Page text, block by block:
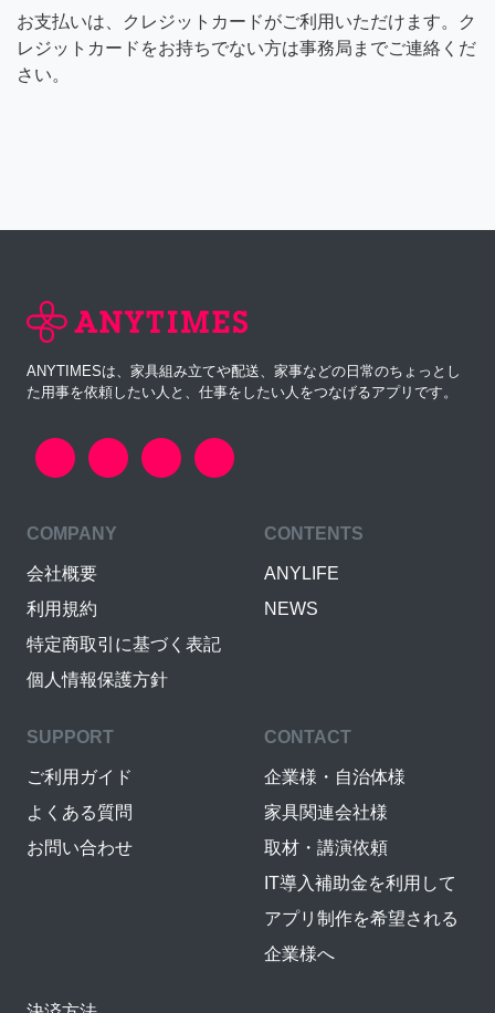
お支払いは、クレジットカードがご利用いただけます。ク
レジットカードをお持ちでない方は事務局までご連絡くだ
さい。
ANYTIMESは、家具組み立てや配送、家事などの日常のちょっとし
た用事を依頼したい人と、仕事をしたい人をつなげるアプリです。
COMPANY
会社概要
利用規約
特定商取引に基づく表記
個人情報保護方針
CONTENTS
ANYLIFE
NEWS
SUPPORT
ご利用ガイド
よくある質問
お問い合わせ
CONTACT
企業様・自治体様
家具関連会社様
取材・講演依頼
IT導入補助金を利用して
アプリ制作を希望される
企業様へ